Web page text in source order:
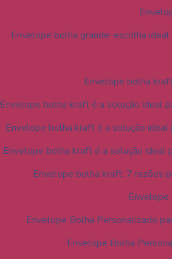
Envelope bolha grande: escolha
Envelope bolha
Envelope bolha kraft é a solução ideal
Envelope bolha kraft é a solução
Envelope bolha kraft é a solução ideal
Envelope bolha kraft: 7 razões
Envelope
Envelope Bolha Personalizado
Envelope Bolha